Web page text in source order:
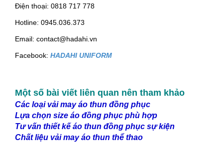
Điện thoại: 0818 717 778
Hotline: 0945.036.373
Email: contact@hadahi.vn
Facebook: HADAHI UNIFORM
Một số bài viết liên quan nên tham khảo
Các loại vải may áo thun đồng phục
Lựa chọn size áo đồng phục phù hợp
Tư vấn thiết kế áo thun đồng phục sự kiện
Chất liệu vải may áo thun thể thao